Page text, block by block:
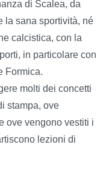
di Scalea, da
la sana sportività, né
calcistica, con la
in particolare con
Formica.
molti dei concetti
stampa, ove
ove vengono vestiti i
lezioni di